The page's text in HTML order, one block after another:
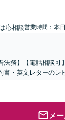
応相談営業時間：本
務】【電話相談可
・英文レターのレ
メ